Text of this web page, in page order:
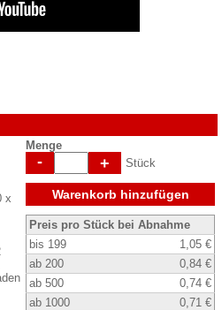
x
Menge
- + Stück
Warenkorb hinzufügen
Preis pro Stück bei Abnahme
bis 199
1,05 €
ab 200
0,84 €
ab 500
0,74 €
ab 1000
0,71 €